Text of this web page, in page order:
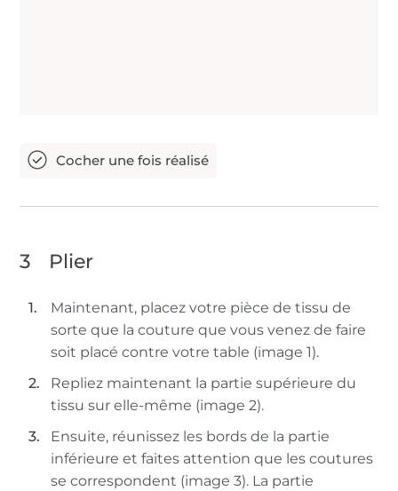
3 Plier
Maintenant, placez votre pièce de tissu de
sorte que la couture que vous venez de faire
soit placé contre votre table (image 1).
Repliez maintenant la partie supérieure du
tissu sur elle-même (image 2).
Ensuite, réunissez les bords de la partie
inférieure et faites attention que les coutures
se correspondent (image 3). La partie